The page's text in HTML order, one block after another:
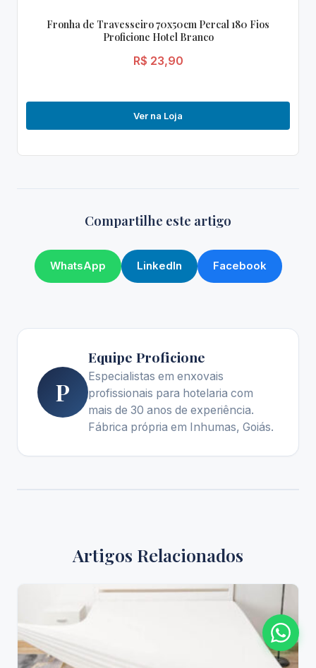
Fronha de Travesseiro 70x50cm Percal 180 Fios
Proficione Hotel Branco
R$ 23,90
Ver na Loja
Compartilhe este artigo
WhatsApp LinkedIn Facebook
P
Equipe Proficione
Especialistas em enxovais
profissionais para hotelaria com
mais de 30 anos de experiência.
Fábrica própria em Inhumas, Goiás.
Artigos Relacionados